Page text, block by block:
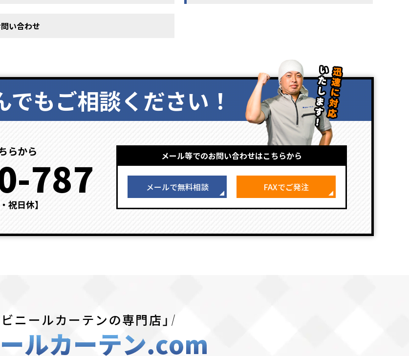
い合わせ
もご相談ください！
らから
787
祝日休】
メール等でのお問い合わせはこちらから
メールで無料相談 FAXでご発注